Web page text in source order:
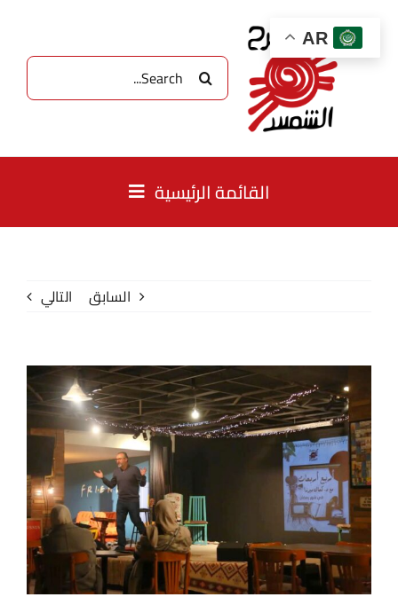
content
البحث
عن:
القائمة الرئيسية
نبذة
أخبارنا
التذاكر والفعاليات القادمة
أكاديمية الشمس للفنون المسرحية
احجز المسرح
السابق التالي
مشاهدة
صورة
أكبر
AR